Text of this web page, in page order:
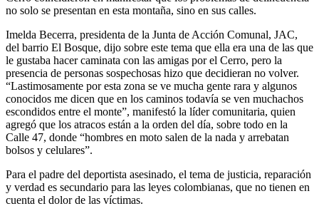
no solo se presentan en esta montaña, sino en sus calles.
Imelda Becerra, presidenta de la Junta de Acción Comunal, JAC,
del barrio El Bosque, dijo sobre este tema que ella era una de las que
le gustaba hacer caminata con las amigas por el Cerro, pero la
presencia de personas sospechosas hizo que decidieran no volver.
“Lastimosamente por esta zona se ve mucha gente rara y algunos
conocidos me dicen que en los caminos todavía se ven muchachos
escondidos entre el monte”, manifestó la líder comunitaria, quien
agregó que los atracos están a la orden del día, sobre todo en la
Calle 47, donde “hombres en moto salen de la nada y arrebatan
bolsos y celulares”.
Para el padre del deportista asesinado, el tema de justicia, reparación
y verdad es secundario para las leyes colombianas, que no tienen en
cuenta el dolor de las víctimas.